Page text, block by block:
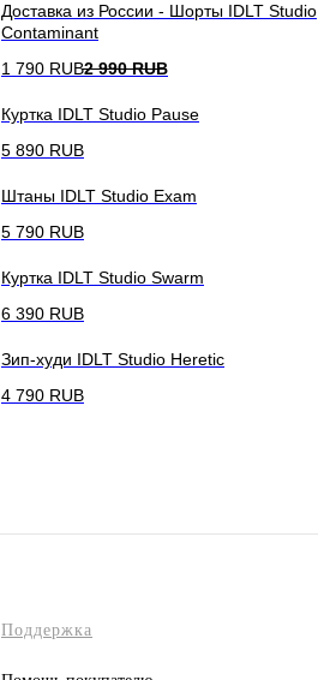
Доставка из России - Шорты IDLT Studio
Contaminant
1 790 RUB2 990 RUB
Куртка IDLT Studio Pause
5 890 RUB
Штаны IDLT Studio Exam
5 790 RUB
Куртка IDLT Studio Swarm
6 390 RUB
Зип-худи IDLT Studio Heretic
4 790 RUB
Поддержка